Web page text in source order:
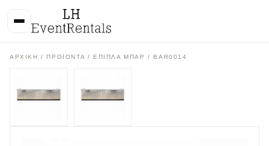
ΑΡΧΙΚΉ / ΠΡΟΪΌΝΤΑ / ΕΠΙΠΛΑ ΜΠΑΡ / BAR0014